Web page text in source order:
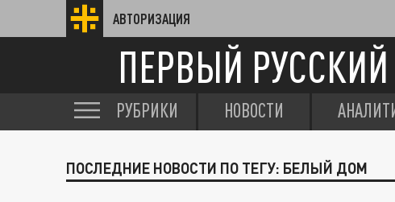
АВТОРИЗАЦИЯ
ПЕРВЫЙ РУССКИЙ
РУБРИКИ НОВОСТИ
ПОСЛЕДНИЕ НОВОСТИ ПО ТЕГУ: БЕЛЫЙ ДОМ